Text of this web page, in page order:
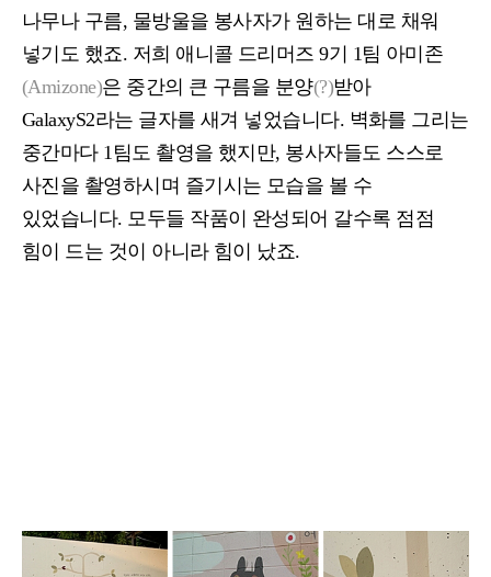
나무나 구름, 물방울을 봉사자가 원하는 대로 채워
넣기도 했죠. 저희 애니콜 드리머즈 9기 1 팀 아미존
(Amizone)은 중간의 큰 구름을 분양(?)받아
GalaxyS2라는 글자를 새겨 넣었습니다. 벽화를 그리는
중간마다1 팀도 촬영을 했지만, 봉사자들도 스스로
사진을 촬영하시며 즐기시는 모습을 볼 수
있었습니다. 모두들 작품이 완성되어 갈수록 점점
힘이 드는 것이 아니라 힘이 났죠.